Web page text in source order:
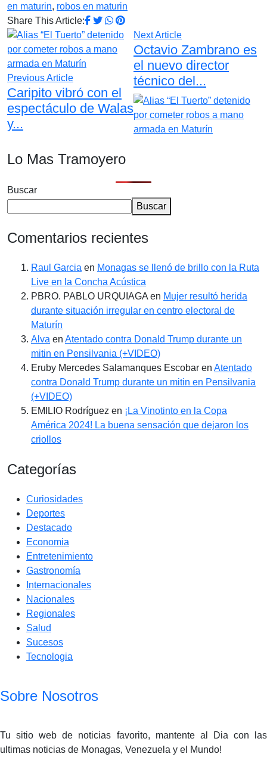
en maturin, robos en maturin
Share This Article:
Previous Article
Caripito vibró con el
espectáculo de Walas
y...
Next Article
Octavio Zambrano es
el nuevo director
técnico del...
Lo Mas Tramoyero
Buscar
Buscar
Comentarios recientes
Raul Garcia en Monagas se llenó de brillo con la Ruta
Live en la Concha Acústica
PBRO. PABLO URQUIAGA en Mujer resultó herida
durante situación irregular en centro electoral de
Maturín
Alva en Atentado contra Donald Trump durante un
mitin en Pensilvania (+VIDEO)
Eruby Mercedes Salamanques Escobar en Atentado
contra Donald Trump durante un mitin en Pensilvania
(+VIDEO)
EMILIO Rodríguez en ¡La Vinotinto en la Copa
América 2024! La buena sensación que dejaron los
criollos
Categorías
Curiosidades
Deportes
Destacado
Economia
Entretenimiento
Gastronomía
Internacionales
Nacionales
Regionales
Salud
Sucesos
Tecnologia
Sobre Nosotros
Tu sitio web de noticias favorito, mantente al Dia con las
ultimas noticias de Monagas, Venezuela y el Mundo!